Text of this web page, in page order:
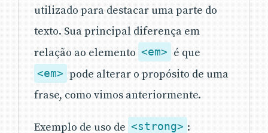
utilizado para destacar uma parte do
texto. Sua principal diferença em
relação ao elemento <em> é que
<em> pode alterar o propósito de uma
frase, como vimos anteriormente.
Exemplo de uso de <strong> :